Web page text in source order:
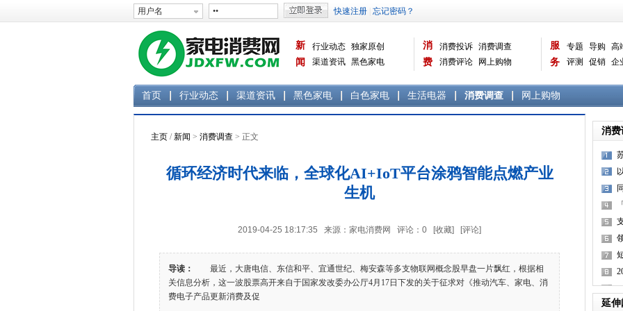
新
闻
行业动态 独家原创
渠道资讯 黑色家电
消
费
消费投诉 消费调查
消费评论
网上购物
曝光台
品牌关注
服
务
专题 导购
高
评测
促销 企
首页 行业动态 渠道资讯 黑色家电 白色家电 生活电器 消费调查 网上购物
主页 /新闻 > 消费调查 > 正文
循环经济时代来临，全球化AI+IoT平台涂鸦智能点燃产业
生机
2019-04-25 18:17:35 来源：家电消费网 评论： 0 [收藏] [评论]
导读：
最近，大唐电信、东信和平、宜通世纪、梅安森等多支物联网概念股早盘一片飘红，根据相
关信息分析，这一波股票高开来自于国家发改委办公厅4月17日下发的关于征求对《推动汽车、家电、消
费电子产品更新消费及促
消费
延伸